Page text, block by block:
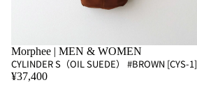
SOLD OUT
Morphee | MEN & WOMEN
CYLINDER S（OIL SUEDE） #BROWN [CYS-1]
¥37,400